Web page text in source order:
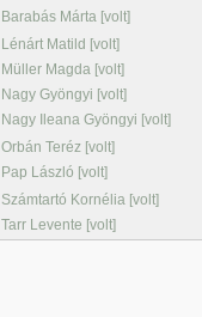
Barabás Márta [volt]
Lénárt Matild [volt]
Müller Magda [volt]
Nagy Gyöngyi [volt]
Nagy Ileana Gyöngyi [volt]
Orbán Teréz [volt]
Pap László [volt]
Számtartó Kornélia [volt]
Tarr Levente [volt]